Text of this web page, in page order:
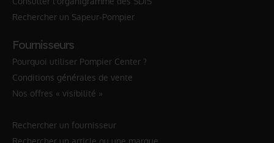
Rechercher un Sapeur-Pompier
Fournisseurs
Pourquoi utiliser Pompier Center ?
Conditions générales de vente
Nos offres « visibilité »
Rechercher un fournisseur